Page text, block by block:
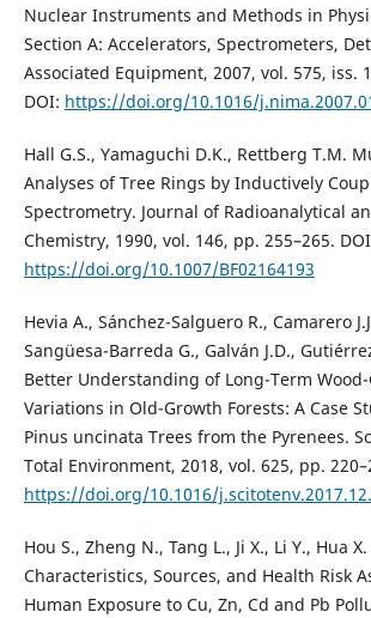
Nuclear Instruments and Methods in
Section A: Accelerators, Spectrometers,
Associated Equipment, 2007, vol. 575, iss.
DOI: https://doi.org/10.1016/
Hall G.S., Yamaguchi D.K., Rettberg T.M.
Analyses of Tree Rings by Inductively
Spectrometry. Journal of Radioanalytical
Chemistry, 1990, vol. 146, pp. 255–265.
https://doi.org/10.1007/BF02164193
Hevia A., Sánchez-Salguero R., Camarero
Sangüesa-Barreda G., Galván J.D.,
Better Understanding of Long-Term
Variations in Old-Growth Forests: A Case
Pinus uncinata Trees from the Pyrenees.
Total Environment, 2018, vol. 625, pp.
https://doi.org/10.1016/
Hou S., Zheng N., Tang L., Ji X., Li Y., Hua
Characteristics, Sources, and Health Risk
Human Exposure to Cu, Zn, Cd and Pb